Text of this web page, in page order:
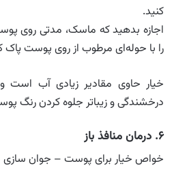
کنید.
اجازه بدهید که ماسک، مدتی روی
را با حوله‌ای مرطوب از روی پوست پاک
خیار حاوی مقادیر زیادی آب است
درخشندگی و زیباتر جلوه کردن رنگ
۶. درمان منافذ باز
خواص خیار برای پوست – جوان سازی